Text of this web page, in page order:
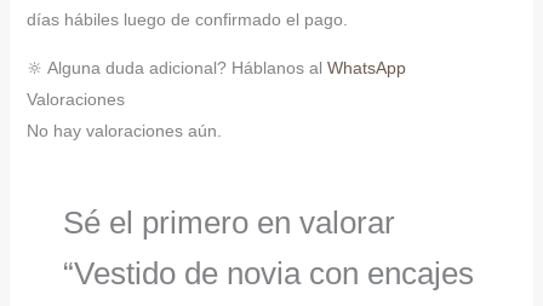
días hábiles luego de confirmado el pago.
🔆 Alguna duda adicional? Háblanos al WhatsApp
Valoraciones
No hay valoraciones aún.
Sé el primero en valorar
“Vestido de novia con encajes